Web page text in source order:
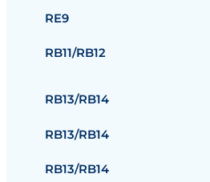
RE9
RB11/RB12
RB13/RB14
RB13/RB14
RB13/RB14